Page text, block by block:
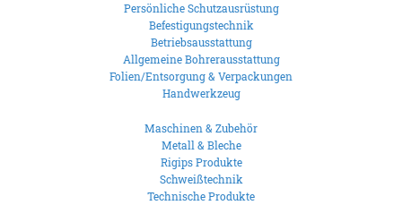
Persönliche Schutzausrüstung
Befestigungstechnik
Betriebsausstattung
Allgemeine Bohrerausstattung
Folien/Entsorgung & Verpackungen
Handwerkzeug
Maschinen & Zubehör
Metall & Bleche
Rigips Produkte
Schweißtechnik
Technische Produkte